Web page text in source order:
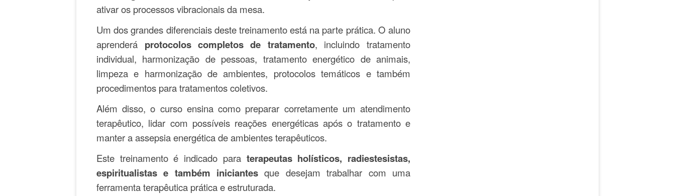
ativar os processos vibracionais da mesa.
Um dos grandes diferenciais deste treinamento está na parte prática. O aluno
aprenderá protocolos completos de tratamento, incluindo tratamento
individual, harmonização de pessoas, tratamento energético de animais,
limpeza e harmonização de ambientes, protocolos temáticos e também
procedimentos para tratamentos coletivos.
Além disso, o curso ensina como preparar corretamente um atendimento
terapêutico, lidar com possíveis reações energéticas após o tratamento e
manter a assepsia energética de ambientes terapêuticos.
Este treinamento é indicado para terapeutas holísticos, radiestesistas,
espiritualistas e também iniciantes que desejam trabalhar com uma
ferramenta terapêutica prática e estruturada.